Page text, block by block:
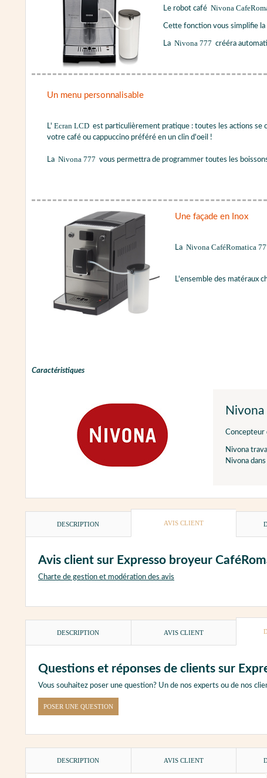
Le robot café Nivona
Cette fonction vous simplifie la
La Nivona 777 crééra
Un menu personnalisable
L' Ecran LCD est particulièrement pratique : toutes les actions se
votre café ou cappuccino préféré en un clin d'oeil !
La Nivona 777 vous permettra de programmer toutes les
Une façade en Inox
La Nivona CaféRomatica
L'ensemble des matéraux
Caractéristiques
Nivona
Concepteur
Nivona
Nivona
DESCRIPTION AVIS CLIENT
Avis client sur Expresso broyeur
Charte de gestion et modération des avis
DESCRIPTION AVIS CLIENT
Questions et réponses de clients sur
Vous souhaitez poser une question? Un de nos experts ou de nos
POSER UNE QUESTION
DESCRIPTION AVIS CLIENT